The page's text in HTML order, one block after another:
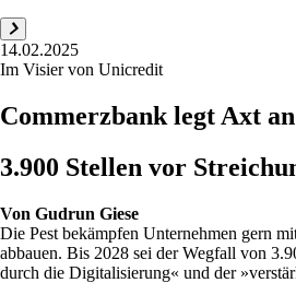
14.02.2025
Im Visier von Unicredit
Commerzbank legt Axt
3.900 Stellen vor
Von Gudrun Giese
Die Pest bekämpfen Unternehmen gern
abbauen. Bis 2028 sei der Wegfall von
durch die Digitalisierung« und der